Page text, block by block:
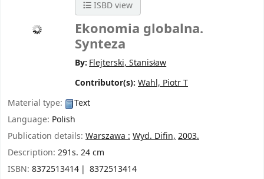
ISBD view
Ekonomia globalna.
Synteza
By: Flejterski, Stanisław
Contributor(s): Wahl, Piotr T
Material type:
Text
Language: Polish
Publication details: Warszawa :Wyd. Difin,2003.
Description: 291s. 24 cm
ISBN: 8372513414
8372513414